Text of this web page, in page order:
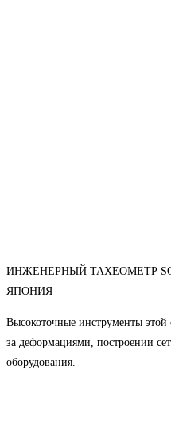
ИНЖЕНЕРНЫЙ ТАХЕОМЕТР
ЯПОНИЯ
Высокоточные инструменты
за деформациями, построении
оборудования.